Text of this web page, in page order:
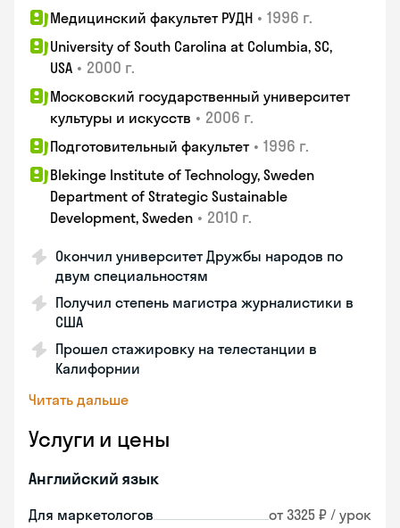
Медицинский факультет РУДН • 1996 г.
University of South Carolina at Columbia, SC,
USA • 2000 г.
Московский государственный университет
культуры и искусств • 2006 г.
Подготовительный факультет • 1996 г.
Blekinge Institute of Technology, Sweden
Department of Strategic Sustainable
Development, Sweden • 2010 г.
Окончил университет Дружбы народов по
двум специальностям
Получил степень магистра журналистики в
США
Прошел стажировку на телестанции в
Калифорнии
Читать дальше
Услуги и цены
Английский язык
Для маркетологов от 3325 ₽ / урок